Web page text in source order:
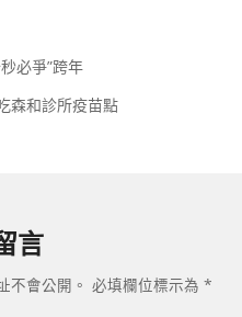
必爭”跨年
森和診所疫苗點
言
不會公開。 必填欄位標示為 *